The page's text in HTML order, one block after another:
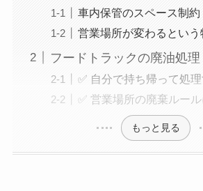
車内保管のスペース制約
営業場所が変わるという
フードトラックの廃油処
✅ 自分で持ち帰って処
✅ 営業場所の廃棄ルール
もっと見る